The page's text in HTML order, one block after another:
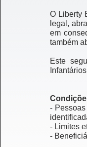
O Liberty
legal,
em
também
Este
-
- Limites
-